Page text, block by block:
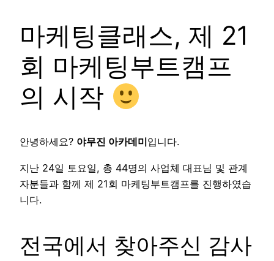
마케팅클래스, 제 21
회 마케팅부트캠프
의 시작
안녕하세요? 야무진 아카데미입니다.
지난 24일 토요일, 총 44명의 사업체 대표님 및 관계
자분들과 함께 제 21회 마케팅부트캠프를 진행하였습
니다.
전국에서 찾아주신 감사